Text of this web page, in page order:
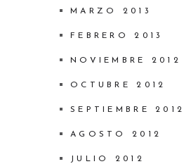
MARZO 2013
FEBRERO 2013
NOVIEMBRE 2012
OCTUBRE 2012
SEPTIEMBRE 2012
AGOSTO 2012
JULIO 2012